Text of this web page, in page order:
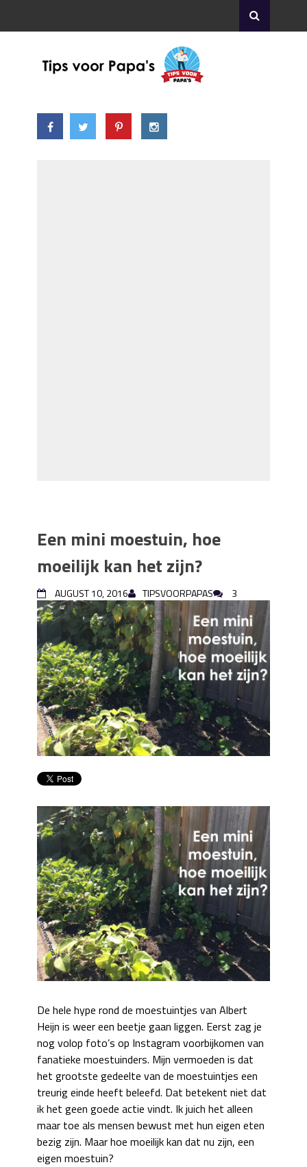
Een mini moestuin, hoe
moeilijk kan het zijn?
AUGUST 10, 2016 TIPSVOORPAPAS 3
De hele hype rond de moestuintjes van Albert
Heijn is weer een beetje gaan liggen. Eerst zag je
nog volop foto’s op Instagram voorbijkomen van
fanatieke moestuinders. Mijn vermoeden is dat
het grootste gedeelte van de moestuintjes een
treurig einde heeft beleefd. Dat betekent niet dat
ik het geen goede actie vindt. Ik juich het alleen
maar toe als mensen bewust met hun eigen eten
bezig zijn. Maar hoe moeilijk kan dat nu zijn, een
eigen moestuin?